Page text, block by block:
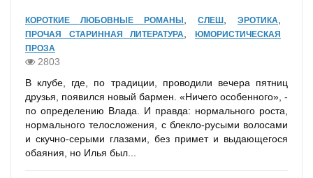
КОРОТКИЕ ЛЮБОВНЫЕ РОМАНЫ СЛЕШ ЭРОТИКА
ПРОЧАЯ СТАРИННАЯ ЛИТЕРАТУРА ,ЮМОРИСТИЧЕСКАЯ
ПРОЗА
2803
В клубе, где, по традиции, проводили вечера пятниц
друзья, появился новый бармен. «Ничего особенного», -
по определению Влада. И правда: нормального роста,
нормального телосложения, с блекло-русыми волосами
и скучно-серыми глазами, без примет и выдающегося
обаяния, но Илья был...